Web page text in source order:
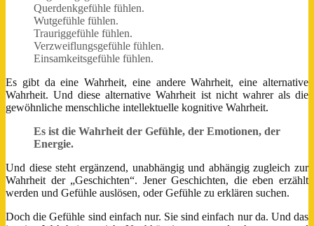
Querdenkgefühle fühlen.
Wutgefühle fühlen.
Trauriggefühle fühlen.
Verzweiflungsgefühle fühlen.
Einsamkeitsgefühle fühlen.
Es gibt da eine Wahrheit, eine andere Wahrheit, eine alternative
Wahrheit. Und diese alternative Wahrheit ist nicht wahrer als die
gewöhnliche menschliche intellektuelle kognitive Wahrheit.
Es ist die Wahrheit der Gefühle, der Emotionen, der
Energie.
Und diese steht ergänzend, unabhängig und abhängig zugleich zur
Wahrheit der „Geschichten“. Jener Geschichten, die eben erzählt
werden und Gefühle auslösen, oder Gefühle zu erklären suchen.
Doch die Gefühle sind einfach nur. Sie sind einfach nur da. Und das